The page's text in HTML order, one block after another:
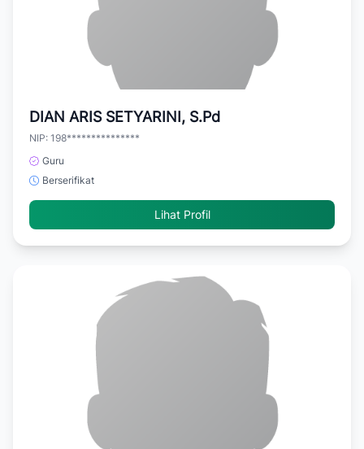
DIAN ARIS SETYARINI, S.Pd
NIP: 198***************
Guru
Berserifikat
Lihat Profil